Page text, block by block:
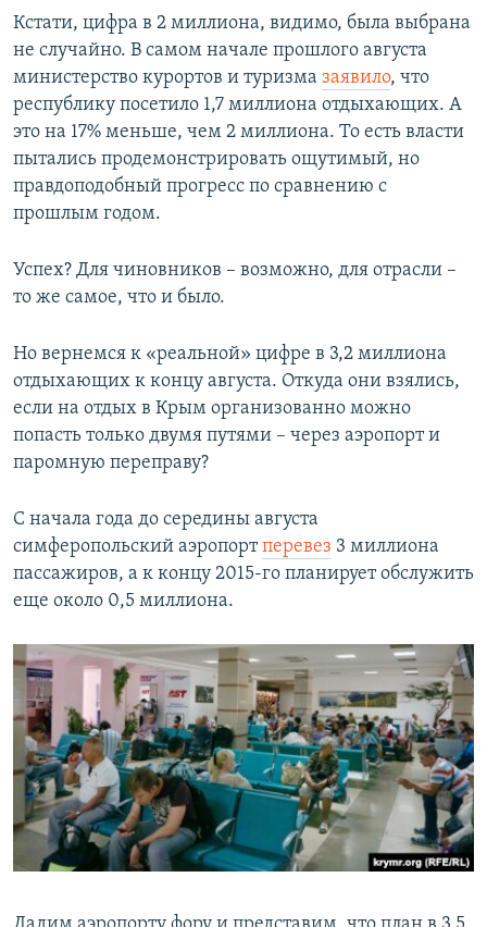
Кстати, цифра в 2 миллиона, видимо, была выбрана
не случайно. В самом начале прошлого августа
министерство курортов и туризма заявило, что
республику посетило 1,7 миллиона отдыхающих. А
это на 17% меньше, чем 2 миллиона. То есть власти
пытались продемонстрировать ощутимый, но
правдоподобный прогресс по сравнению с
прошлым годом.
Успех? Для чиновников – возможно, для отрасли –
то же самое, что и было.
Но вернемся к «реальной» цифре в 3,2 миллиона
отдыхающих к концу августа. Откуда они взялись,
если на отдых в Крым организованно можно
попасть только двумя путями – через аэропорт и
паромную переправу?
С начала года до середины августа
симферопольский аэропортперевез 3 миллиона
пассажиров, а к концу 2015-го планирует обслужить
еще около 0,5 миллиона.